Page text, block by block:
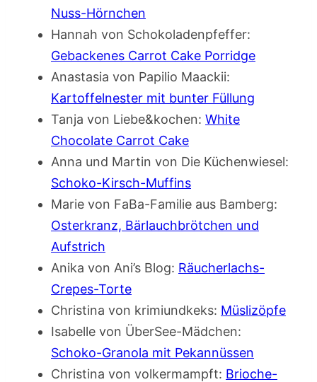
Nuss-Hörnchen
Hannah von Schokoladenpfeffer:
Gebackenes Carrot Cake Porridge
Anastasia von Papilio Maackii:
Kartoffelnester mit bunter Füllung
Tanja von Liebe&kochen: White
Chocolate Carrot Cake
Anna und Martin von Die Küchenwiesel:
Schoko-Kirsch-Muffins
Marie von FaBa-Familie aus Bamberg:
Osterkranz, Bärlauchbrötchen und
Aufstrich
Anika von Ani’s Blog: Räucherlachs-
Crepes-Torte
Christina von krimiundkeks: Müslizöpfe
Isabelle von ÜberSee-Mädchen:
Schoko-Granola mit Pekannüssen
Christina von volkermampft: Brioche-